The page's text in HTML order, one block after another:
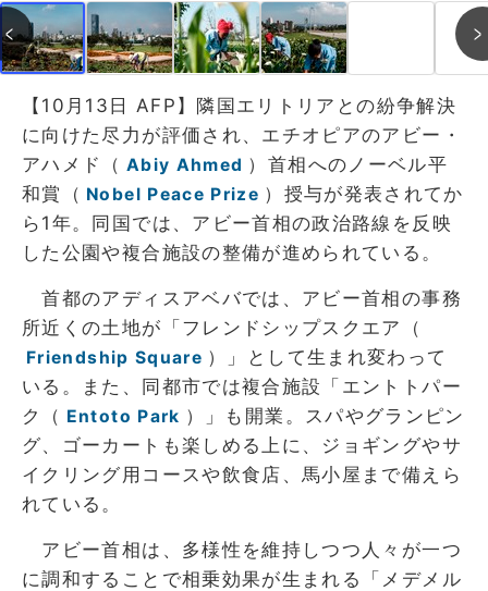
【10月13日 AFP】隣国エリトリアとの紛争解決
に向けた尽力が評価され、エチオピアのアビー・
アハメド（ Abiy Ahmed ）首相へのノーベル平
和賞（ Nobel Peace Prize ）授与が発表されてか
ら1年。同国では、アビー首相の政治路線を反映
した公園や複合施設の整備が進められている。
首都のアディスアベバでは、アビー首相の事務
所近くの土地が「フレンドシップスクエア（
Friendship Square ）」として生まれ変わって
いる。また、同都市では複合施設「エントトパー
ク（ Entoto Park ）」も開業。スパやグランピン
グ、ゴーカートも楽しめる上に、ジョギングやサ
イクリング用コースや飲食店、馬小屋まで備えら
れている。
アビー首相は、多様性を維持しつつ人々が一つ
に調和することで相乗効果が生まれる「メデメル